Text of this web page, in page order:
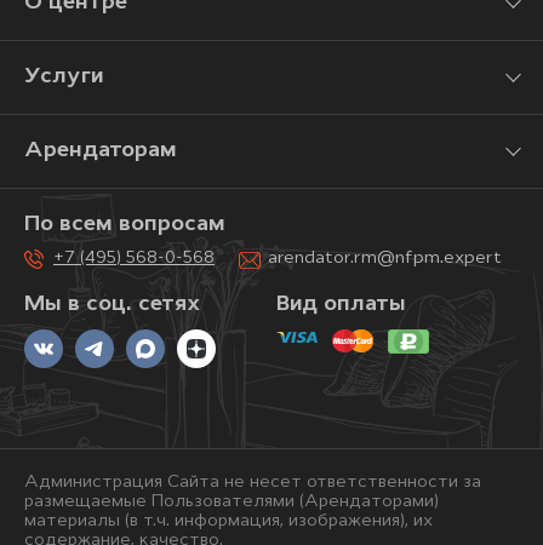
Услуги
Арендаторам
Мы в соц. сетях
По всем вопросам
+7 (495) 568-0-568 arendator.rm@nfpm.expert
Вид оплаты
Администрация Сайта не несет ответственности за
размещаемые Пользователями (Арендаторами)
материалы (в т.ч. информация, изображения), их
содержание, качество.